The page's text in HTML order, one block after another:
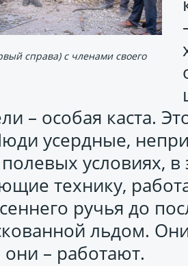
справа) с членами своего
– особая каста.
усердные,
условиях, в
технику,
ручья до
льдом.
– работают.